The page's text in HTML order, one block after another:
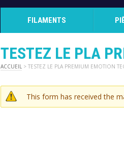
FILAMENTS
TESTEZ LE PLA
ACCUEIL > TESTEZ LE PLA PREMIUM EMOTION
MESSAGE
This form has received the